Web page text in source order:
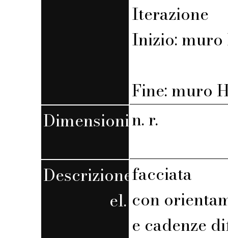
Iterazione
Inizio: muro
Fine: muro
Dimensionin. r.
Descrizione
el.
facciata
con
e cadenze